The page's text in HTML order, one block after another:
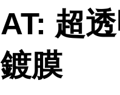
AT: 超
鍍膜